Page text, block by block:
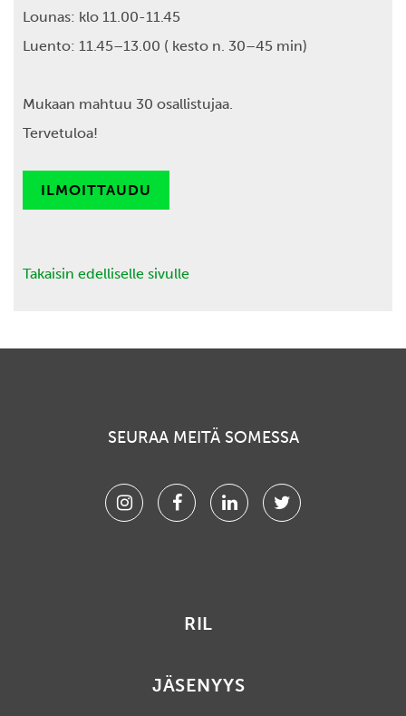
Lounas: klo 11.00-11.45
Luento: 11.45–13.00 ( kesto n. 30–45 min)
Mukaan mahtuu 30 osallistujaa.
Tervetuloa!
ILMOITTAUDU
Takaisin edelliselle sivulle
SEURAA MEITÄ SOMESSA
InstagramFacebookLinkedinTwitter
RIL
JÄSENYYS